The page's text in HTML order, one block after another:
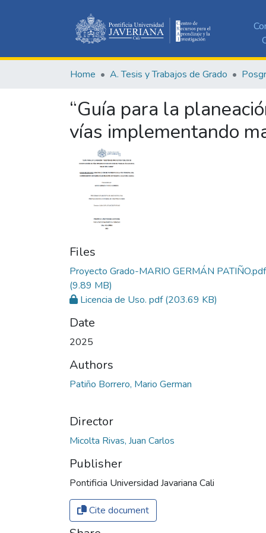
Home A. Tesis y Trabajos de Grado
“Guía para la
vías implementando
Files
Proyecto Grado-MARIO GERMÁN PATIÑO.pdf
(9.89 MB)
Licencia de Uso. pdf(203.69 KB)
Date
2025
Authors
Patiño Borrero, Mario German
Director
Micolta Rivas, Juan Carlos
Publisher
Pontificia Universidad Javariana Cali
Cite document